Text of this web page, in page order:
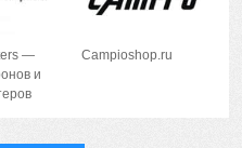
—
и
Campioshop.ru